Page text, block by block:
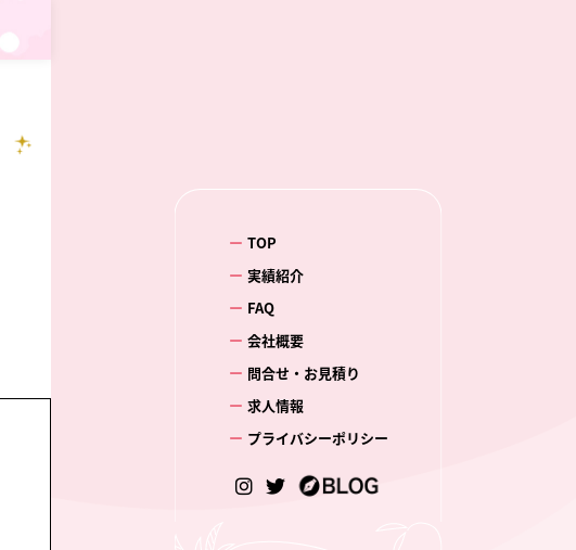
TOP
実績紹介
FAQ
会社概要
問合せ・お見積り
求人情報
プライバシーポリシー